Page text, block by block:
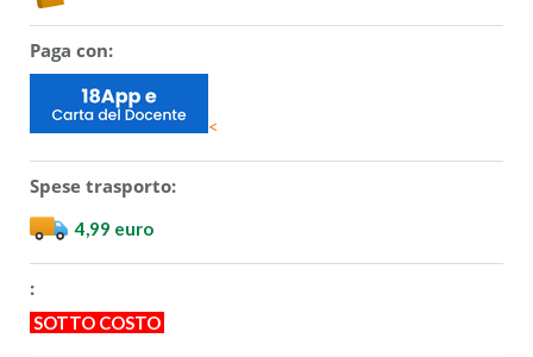
Paga con:
<
Spese trasporto:
4,99 euro
:
SOTTO COSTO